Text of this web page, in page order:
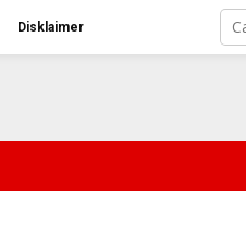
Disklaimer